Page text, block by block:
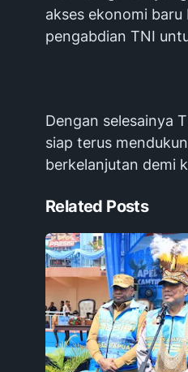
akses ekonomi
pengabdian TNI
Dengan selesainya
siap terus
berkelanjutan demi
Related Posts